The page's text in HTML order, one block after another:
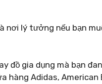
nơi lý tưởng nếu bạn
đồ gia dụng mà bạn
hàng Adidas, American